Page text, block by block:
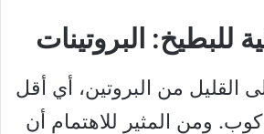
للبطيخ: البروتينات
القليل من البروتين، أي أقل
كوب. ومن المثير للاهتمام أن